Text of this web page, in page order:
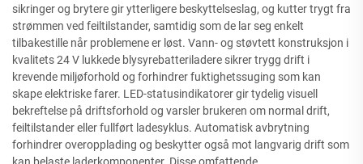
sikringer og brytere gir ytterligere beskyttelseslag, og kutter trygt fra
strømmen ved feiltilstander, samtidig som de lar seg enkelt
tilbakestille når problemene er løst. Vann- og støvtett konstruksjon i
kvalitets 24 V lukkede blysyrebatteriladere sikrer trygg drift i
krevende miljøforhold og forhindrer fuktighetssuging som kan
skape elektriske farer. LED-statusindikatorer gir tydelig visuell
bekreftelse på driftsforhold og varsler brukeren om normal drift,
feiltilstander eller fullført ladesyklus. Automatisk avbrytning
forhindrer overopplading og beskytter også mot langvarig drift som